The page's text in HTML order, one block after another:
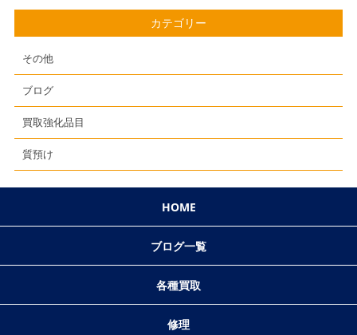
カテゴリー
その他
ブログ
買取強化品目
質預け
HOME
ブログ一覧
各種買取
修理